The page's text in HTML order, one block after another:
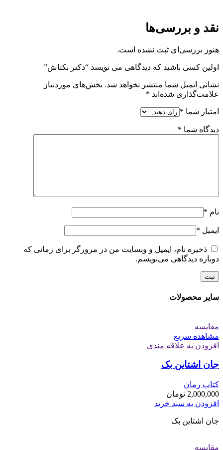
نقد و بررسی‌ها
هنوز بررسی‌ای ثبت نشده است.
اولین کسی باشید که دیدگاهی می نویسد “دکتر بکتاش”
نشانی ایمیل شما منتشر نخواهد شد. بخش‌های موردنیاز
علامت‌گذاری شده‌اند *
امتیاز شما *
دیدگاه شما *
نام *
ایمیل *
ذخیره نام، ایمیل و وبسایت من در مرورگر برای زمانی که
دوباره دیدگاهی می‌نویسم.
سایر محصولات
مقایسه
مشاهده سریع
افزودن به علاقه مندی
جان اشتاین بک
کتاب رمان
2,000,000 تومان
افزودن به سبد خرید
جان اشتاین بک
مقایسه